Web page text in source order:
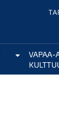
VAPAA-